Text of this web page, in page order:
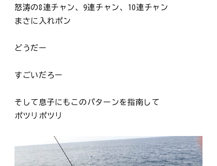
怒涛の8連チャン、9連チャン、10連チャン
まさに入れポン
どうだー
すごいだろー
そして息子にもこのパターンを指南して
ポツリポツリ